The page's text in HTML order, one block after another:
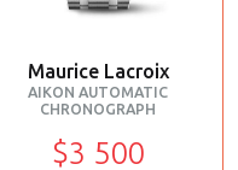
Maurice Lacroix
AIKON AUTOMATIC
CHRONOGRAPH
$3 500